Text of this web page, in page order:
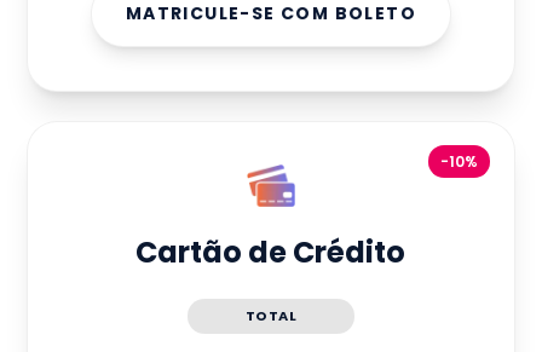
MATRICULE-SE COM BOLETO
-10%
Cartão de Crédito
TOTAL